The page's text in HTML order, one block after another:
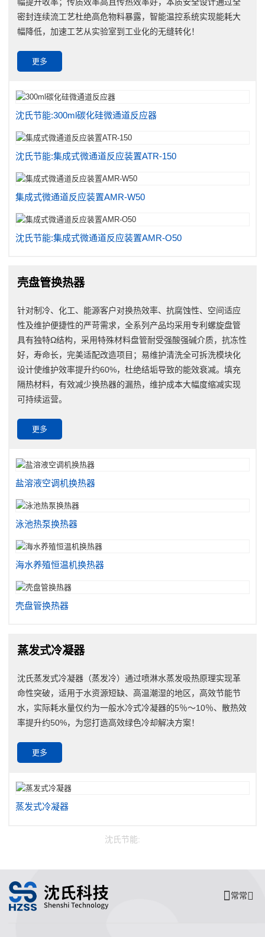
密封连续流工艺杜绝高危物料暴露，智能温控系统实现能耗大
幅降低，加速工艺从实验室到工业化的无缝转化！
更多
沈氏节能:300ml碳化硅微通道反应器
沈氏节能:集成式微通道反应装置ATR-150
集成式微通道反应装置AMR-W50
沈氏节能:集成式微通道反应装置AMR-O50
壳盘管换热器
针对制冷、化工、能源客户对换热效率、抗腐蚀性、空间适应
性及维护便捷性的严苛需求，全系列产品均采用专利螺旋盘管
具有独特Ω结构，采用特殊材料盘管耐受强酸强碱介质，抗冻性
好，寿命长，完美适配改造项目；易维护清洗全可拆洗模块化
设计使维护效率提升约60%，杜绝结垢导致的能效衰减。填充
隔热材料，有效减少换热器的漏热，维护成本大幅度缩减实现
可持续运营。
更多
盐溶液空调机换热器
泳池热泵换热器
海水养殖恒温机换热器
壳盘管换热器
蒸发式冷凝器
沈氏蒸发式冷凝器（蒸发冷）通过喷淋水蒸发吸热原理实现革
命性突破，适用于水资源短缺、高温潮湿的地区，高效节能节
水，实际耗水量仅约为一般水冷式冷凝器的5％～10％、散热效
率提升约50%，为您打造高效绿色冷却解决方案！
更多
蒸发式冷凝器
沈氏节能:
常常